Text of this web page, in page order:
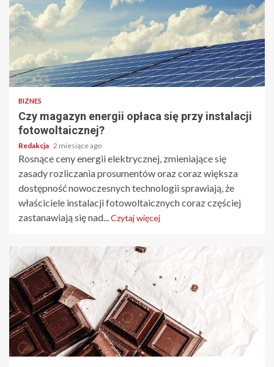
BIZNES
Czy magazyn energii opłaca się przy instalacji
fotowoltaicznej?
Redakcja 2 miesiące ago
Rosnące ceny energii elektrycznej, zmieniające się
zasady rozliczania prosumentów oraz coraz większa
dostępność nowoczesnych technologii sprawiają, że
właściciele instalacji fotowoltaicznych coraz częściej
zastanawiają się nad...Czytaj więcej